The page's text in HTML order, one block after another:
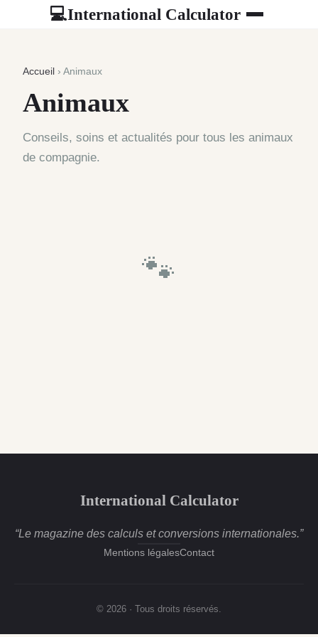
💻International Calculator
Accueil › Animaux
Animaux
Conseils, soins et actualités pour tous les animaux
de compagnie.
🐾
International Calculator
“Le magazine des calculs et conversions internationales.”
Mentions légalesContact
© 2026 · Tous droits réservés.